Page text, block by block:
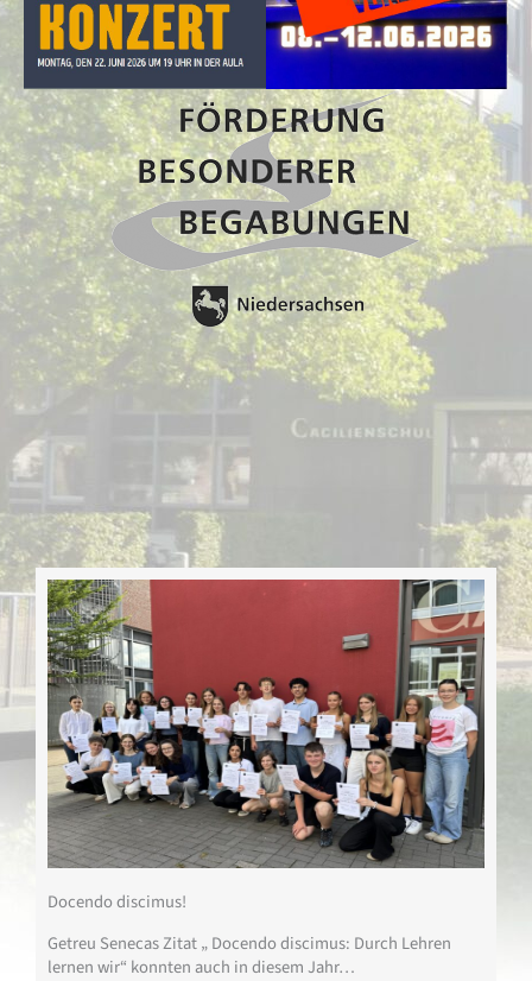
Docendo discimus!
Getreu Senecas Zitat „ Docendo discimus: Durch Lehren
lernen wir“ konnten auch in diesem Jahr…